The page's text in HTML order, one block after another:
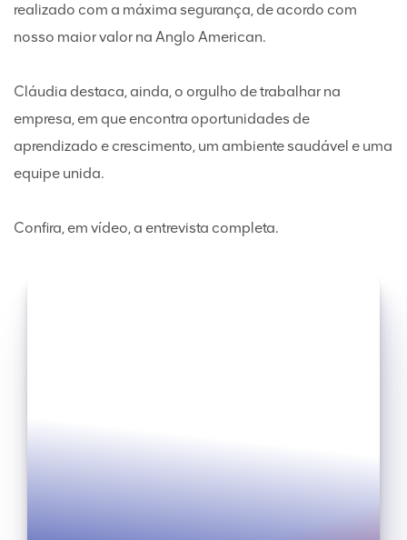
realizado com a máxima segurança, de acordo com
nosso maior valor na Anglo American.
Cláudia destaca, ainda, o orgulho de trabalhar na
empresa, em que encontra oportunidades de
aprendizado e crescimento, um ambiente saudável e uma
equipe unida.
Confira, em vídeo, a entrevista completa.